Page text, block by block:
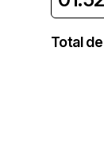
Total